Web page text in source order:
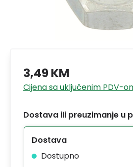
3,49 KM
Cijena sa uključenim PDV-
Dostava ili preuzimanje u
Dostava
Dostupno